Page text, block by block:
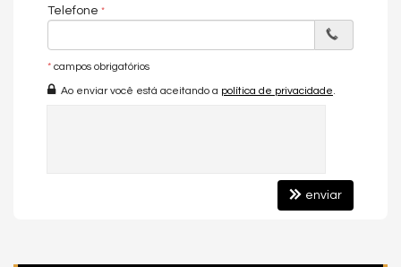
Brinquedoteca
Espaço gourmet
Telefone
* campos obrigatórios
Ao enviar você está aceitando a política de privacidade
enviar